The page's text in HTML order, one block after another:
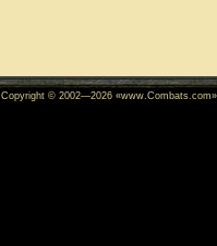
Copyright © 2002—2026«www.Combats.com»